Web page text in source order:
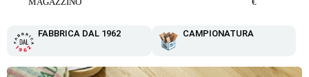
FABBRICA DAL 1962 CAMPIONATURA